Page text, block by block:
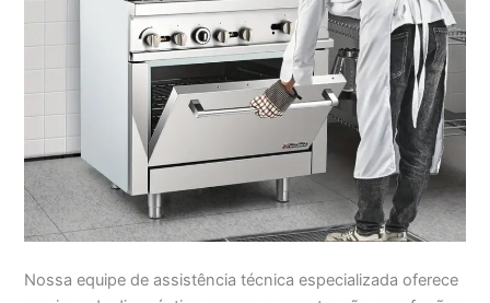
Nossa equipe de assistência técnica especializada oferece